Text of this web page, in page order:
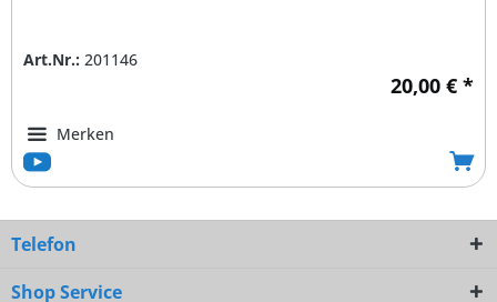
Art.Nr.: 201146
20,00 € *
Merken
Telefon
Shop Service